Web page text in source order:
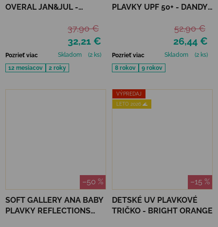
OVERAL JAN&JUL -
32,21 €
37,90 €
Pozrieť viac Skladom
(2 ks)
12 mesiacov
2 roky
PLAVKY UPF 50+ - DANDY
26,44 €
52,90 €
Pozrieť viac Skladom
(2 ks)
8 rokov
9 rokov
–50 %
SOFT GALLERY ANA BABY
PLAVKY REFLECTIONS
VÝPREDAJ
LETO 2026 🌊
–15 %
DETSKÉ UV PLAVKOVÉ
TRIČKO - BRIGHT ORANGE